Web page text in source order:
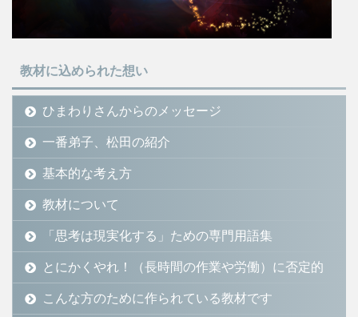
教材に込められた想い
ひまわりさんからのメッセージ
一番弟子、松田の紹介
基本的な考え方
教材について
「思考は現実化する」ための専門用語集
とにかくやれ！（長時間の作業や労働）に否定的
こんな方のために作られている教材です